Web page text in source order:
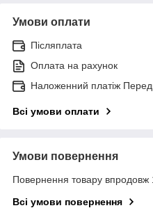
Умови оплати
Післяплата
Оплата на рахунок
Наложенний платіж
Всі умови оплати
Умови повернення
Повернення товару впродовж
Всі умови повернення